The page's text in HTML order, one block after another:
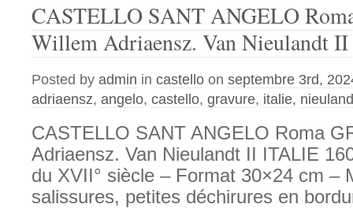
CASTELLO SANT ANGELO
Willem Adriaensz. Van Nieulandt
Posted by admin in castello on septembre 3rd,
adriaensz, angelo, castello, gravure, italie,
CASTELLO SANT ANGELO Roma
Adriaensz. Van Nieulandt II ITALIE
du XVII° siècle – Format 30×24 cm –
salissures, petites déchirures en